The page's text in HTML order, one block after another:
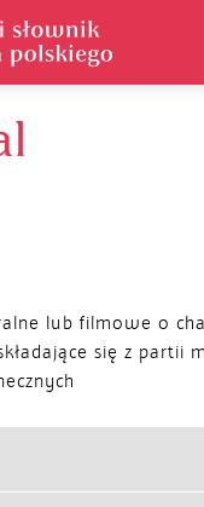
Historia słownika
Autorzy
lub filmowe o
się z partii